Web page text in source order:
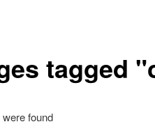
tagged
found